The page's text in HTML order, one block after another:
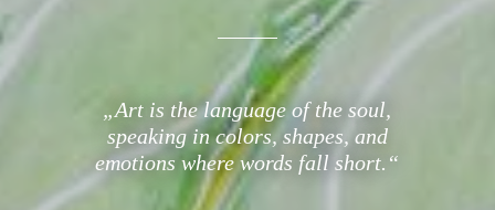
„Art is the language of the soul,
speaking in colors, shapes, and
emotions where words fall short.“